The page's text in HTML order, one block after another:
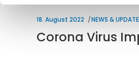
18. August 2022 NEWS &
Corona Virus